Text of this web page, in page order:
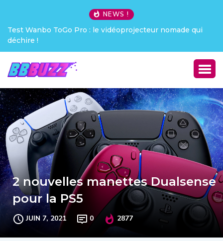
NEWS !
qui
Creative Pebble X : j’ai été choqué !
2 nouvelles manettes Dualsense
pour la PS5
JUIN 7, 2021 0 2877